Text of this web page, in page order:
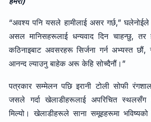
“अवश्य पनि यसले हामीलाई असर गर्छ,”
असल मानिसहरूलाई धन्यवाद दिन चाहन्छु, तर
कठिनाइबाट अवसरहरू सिर्जना गर्न अभ्यस्त छौं,
आनन्द ल्याउनु बाहेक अरू केहि सोच्दैनौं।”
पत्रकार सम्मेलन पछि इरानी टोली सोफी
जसले गर्दा खेलाडीहरूलाई अपरिचित स्थलसँग
मिल्यो। खेलाडीहरूले साना समूहहरूमा भविष्यको